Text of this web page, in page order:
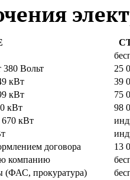
Вольт
25
кВт
39
кВт
75
кВт
98
кВт
договора
13
компанию
(ФАС, прокуратура)